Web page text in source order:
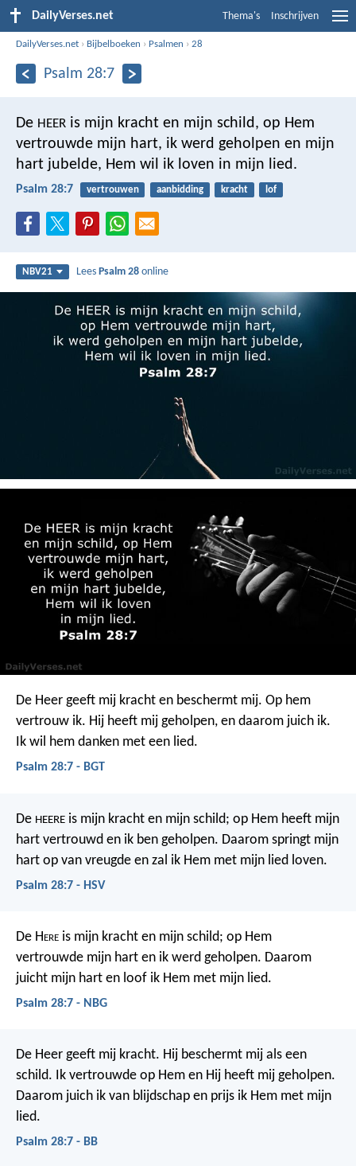
DailyVerses.net Thema's Inschrijven
DailyVerses.net › Bijbelboeken › Psalmen ›28
Psalm 28:7
De HEER is mijn kracht en mijn schild, op Hem
vertrouwde mijn hart, ik werd geholpen en mijn
hart jubelde, Hem wil ik loven in mijn lied.
Psalm 28:7 vertrouwen aanbidding kracht lof
NBV21 LeesPsalm 28 online
De Heer geeft mij kracht en beschermt mij. Op hem
vertrouw ik. Hij heeft mij geholpen, en daarom juich ik.
Ik wil hem danken met een lied.
Psalm 28:7 - BGT
De HEERE is mijn kracht en mijn schild; op Hem heeft mijn
hart vertrouwd en ik ben geholpen. Daarom springt mijn
hart op van vreugde en zal ik Hem met mijn lied loven.
Psalm 28:7 - HSV
De Here is mijn kracht en mijn schild; op Hem
vertrouwde mijn hart en ik werd geholpen. Daarom
juicht mijn hart en loof ik Hem met mijn lied.
Psalm 28:7 - NBG
De Heer geeft mij kracht. Hij beschermt mij als een
schild. Ik vertrouwde op Hem en Hij heeft mij geholpen.
Daarom juich ik van blijdschap en prijs ik Hem met mijn
lied.
Psalm 28:7 - BB